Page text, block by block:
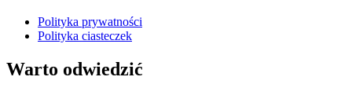
Polityka prywatności
Polityka ciasteczek
Warto odwiedzić